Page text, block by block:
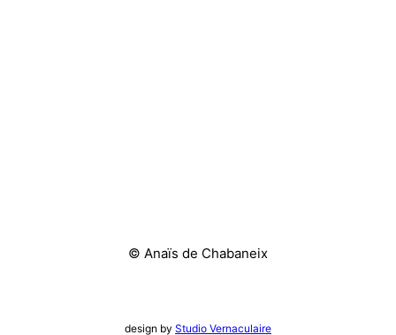
© Anaïs de Chabaneix
design by Studio Vernaculaire